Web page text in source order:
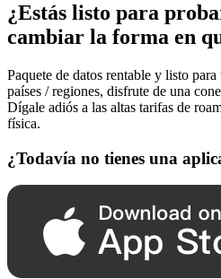
¿Estás listo para
cambiar la forma en
Paquete de datos rentable y listo
países / regiones, disfrute de una
Dígale adiós a las altas tarifas de
física.
¿Todavía no tienes una